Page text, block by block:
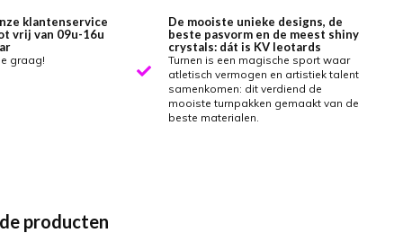
klantenservice
vrij van 09u-16u
graag!
De mooiste unieke designs, de
beste pasvorm en de meest shiny
crystals: dát is KV leotards
Turnen is een magische sport waar
atletisch vermogen en artistiek talent
samenkomen: dit verdiend de
mooiste turnpakken gemaakt van de
beste materialen.
producten